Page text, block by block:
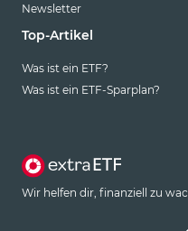
Newsletter
Top-Artikel
Was ist ein ETF?
Was ist ein ETF-Sparplan?
Wir helfen dir, finanziell zu